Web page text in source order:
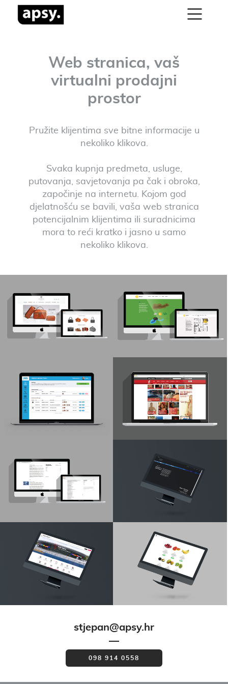
Web stranica, vaš
virtualni prodajni
prostor
Pružite klijentima sve bitne informacije u
nekoliko klikova.
Svaka kupnja predmeta, usluge,
putovanja, savjetovanja pa čak i obroka,
započinje na internetu. Kojom god
djelatnošću se bavili, vaša web stranica
potencijalnim klijentima ili suradnicima
mora to reći kratko i jasno u samo
nekoliko klikova.
stjepan@apsy.hr
098 914 0558